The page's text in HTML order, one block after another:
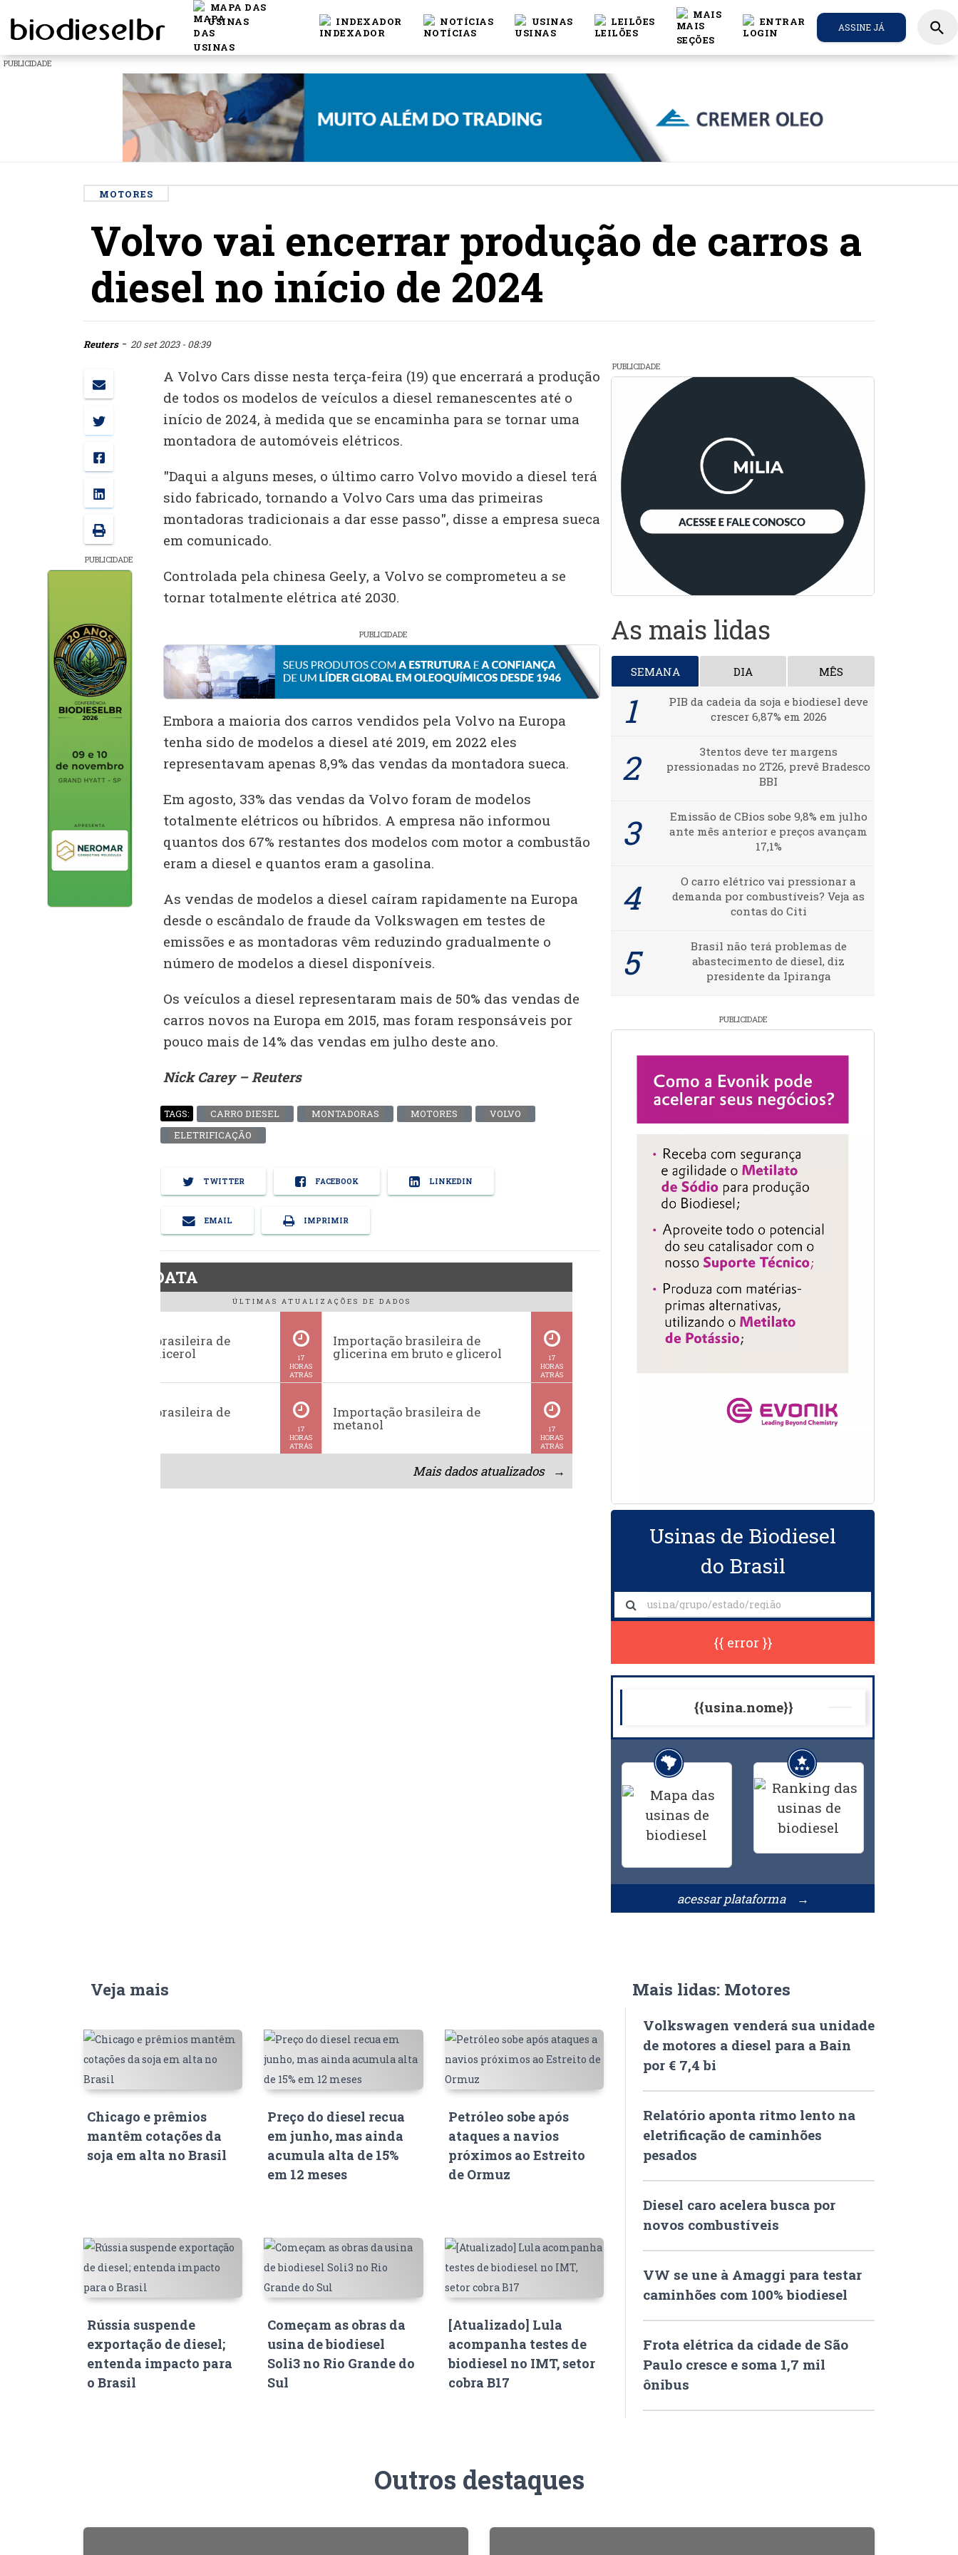
MAPA DAS
USINAS
INDEXADOR NOTÍCIAS USINAS LEILÕES
MAIS
ENTRAR ASSINE JÁ search
PUBLICIDADE
MOTORES
Volvo vai encerrar produção de carros a
diesel no início de 2024
Reuters- 20 set 2023 - 08:39
PUBLICIDADE
A Volvo Cars disse nesta terça-feira (19) que encerrará a produção
de todos os modelos de veículos a diesel remanescentes até o
início de 2024, à medida que se encaminha para se tornar uma
montadora de automóveis elétricos.
"Daqui a alguns meses, o último carro Volvo movido a diesel terá
sido fabricado, tornando a Volvo Cars uma das primeiras
montadoras tradicionais a dar esse passo", disse a empresa sueca
em comunicado.
Controlada pela chinesa Geely, a Volvo se comprometeu a se
tornar totalmente elétrica até 2030.
PUBLICIDADE
Embora a maioria dos carros vendidos pela Volvo na Europa
tenha sido de modelos a diesel até 2019, em 2022 eles
representavam apenas 8,9% das vendas da montadora sueca.
Em agosto, 33% das vendas da Volvo foram de modelos
totalmente elétricos ou híbridos. A empresa não informou
quantos dos 67% restantes dos modelos com motor a combustão
eram a diesel e quantos eram a gasolina.
As vendas de modelos a diesel caíram rapidamente na Europa
desde o escândalo de fraude da Volkswagen em testes de
emissões e as montadoras vêm reduzindo gradualmente o
número de modelos a diesel disponíveis.
Os veículos a diesel representaram mais de 50% das vendas de
carros novos na Europa em 2015, mas foram responsáveis por
pouco mais de 14% das vendas em julho deste ano.
Nick Carey – Reuters
TAGS: CARRO DIESEL MONTADORAS MOTORES
VOLVO
ELETRIFICAÇÃO
TWITTER FACEBOOK LINKEDIN
EMAIL IMPRIMIR
BiodieselDATA
ÚLTIMAS ATUALIZAÇÕES DE DADOS
Exportação brasileira de
glicerina e glicerol
17
HORAS
ATRÁS
Importação brasileira de
glicerina em bruto e glicerol
17
HORAS
ATRÁS
Exportação brasileira de
17
HORAS
ATRÁS
Importação brasileira de
metanol
17
HORAS
ATRÁS
Mais dados atualizados →
PUBLICIDADE
As mais lidas
SEMANA DIA MÊS
PIB da cadeia da soja e biodiesel deve
crescer 6,87% em 2026
3tentos deve ter margens
pressionadas no 2T26, prevê Bradesco
BBI
Emissão de CBios sobe 9,8% em julho
ante mês anterior e preços avançam
17,1%
O carro elétrico vai pressionar a
demanda por combustíveis? Veja as
contas do Citi
Brasil não terá problemas de
abastecimento de diesel, diz
presidente da Ipiranga
PUBLICIDADE
Usinas de Biodiesel
do Brasil
{{ error }}
{{usina.nome}}
acessar plataforma →
Veja mais
Chicago e prêmios
mantêm cotações da
soja em alta no Brasil
Preço do diesel recua
em junho, mas ainda
acumula alta de 15%
em 12 meses
Petróleo sobe após
ataques a navios
próximos ao Estreito
de Ormuz
Rússia suspende
exportação de diesel;
entenda impacto para
o Brasil
Começam as obras da
usina de biodiesel
Soli3 no Rio Grande do
Sul
[Atualizado] Lula
acompanha testes de
biodiesel no IMT, setor
cobra B17
Mais lidas: Motores
Volkswagen venderá sua unidade
de motores a diesel para a Bain
por € 7,4 bi
Relatório aponta ritmo lento na
eletrificação de caminhões
pesados
Diesel caro acelera busca por
novos combustíveis
VW se une à Amaggi para testar
caminhões com 100% biodiesel
Frota elétrica da cidade de São
Paulo cresce e soma 1,7 mil
ônibus
Outros destaques